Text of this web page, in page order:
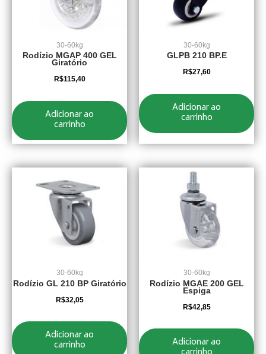
30-60kg
Rodízio MGAP 400 GEL
Giratório
R$115,40
Adicionar ao
carrinho
30-60kg
GLPB 210 BP.E
R$27,60
Adicionar ao
carrinho
30-60kg
Rodízio GL 210 BP Giratório
R$32,05
Adicionar ao
carrinho
30-60kg
Rodízio MGAE 200 GEL
Espiga
R$42,85
Adicionar ao